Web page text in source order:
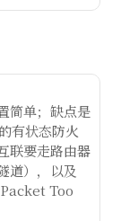
简单；缺点是
有状态防火
联要走路由器
道），以及
Too